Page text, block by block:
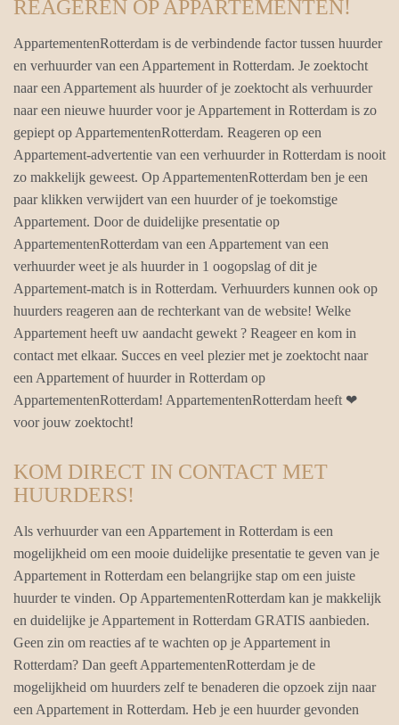
REAGEREN OP APPARTEMENTEN!
AppartementenRotterdam is de verbindende factor tussen huurder
en verhuurder van een Appartement in Rotterdam. Je zoektocht
naar een Appartement als huurder of je zoektocht als verhuurder
naar een nieuwe huurder voor je Appartement in Rotterdam is zo
gepiept op AppartementenRotterdam. Reageren op een
Appartement-advertentie van een verhuurder in Rotterdam is nooit
zo makkelijk geweest. Op AppartementenRotterdam ben je een
paar klikken verwijdert van een huurder of je toekomstige
Appartement. Door de duidelijke presentatie op
AppartementenRotterdam van een Appartement van een
verhuurder weet je als huurder in 1 oogopslag of dit je
Appartement-match is in Rotterdam. Verhuurders kunnen ook op
huurders reageren aan de rechterkant van de website! Welke
Appartement heeft uw aandacht gewekt ? Reageer en kom in
contact met elkaar. Succes en veel plezier met je zoektocht naar
een Appartement of huurder in Rotterdam op
AppartementenRotterdam! AppartementenRotterdam heeft ❤
voor jouw zoektocht!
KOM DIRECT IN CONTACT MET
HUURDERS!
Als verhuurder van een Appartement in Rotterdam is een
mogelijkheid om een mooie duidelijke presentatie te geven van je
Appartement in Rotterdam een belangrijke stap om een juiste
huurder te vinden. Op AppartementenRotterdam kan je makkelijk
en duidelijke je Appartement in Rotterdam GRATIS aanbieden.
Geen zin om reacties af te wachten op je Appartement in
Rotterdam? Dan geeft AppartementenRotterdam je de
mogelijkheid om huurders zelf te benaderen die opzoek zijn naar
een Appartement in Rotterdam. Heb je een huurder gevonden